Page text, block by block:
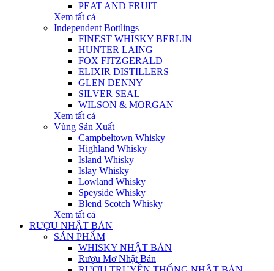
PEAT AND FRUIT
Xem tất cả
Independent Bottlings
FINEST WHISKY BERLIN
HUNTER LAING
FOX FITZGERALD
ELIXIR DISTILLERS
GLEN DENNY
SILVER SEAL
WILSON & MORGAN
Xem tất cả
Vùng Sản Xuất
Campbeltown Whisky
Highland Whisky
Island Whisky
Islay Whisky
Lowland Whisky
Speyside Whisky
Blend Scotch Whisky
Xem tất cả
RƯỢU NHẬT BẢN
SẢN PHẨM
WHISKY NHẬT BẢN
Rượu Mơ Nhật Bản